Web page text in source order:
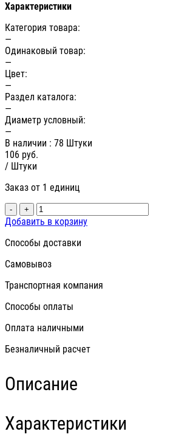
Характеристики
Категория товара:
—
Одинаковый товар:
—
Цвет:
—
Раздел каталога:
—
Диаметр условный:
—
В наличии : 78 Штуки
106 руб.
/ Штуки
Заказ от 1 единиц
- +
Добавить в корзину
Способы доставки
Самовывоз
Транспортная компания
Способы оплаты
Оплата наличными
Безналичный расчет
Описание
Характеристики